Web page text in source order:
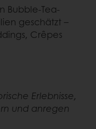
Bubble-Tea-
geschätzt –
Crêpes
Erlebnisse,
und anregen